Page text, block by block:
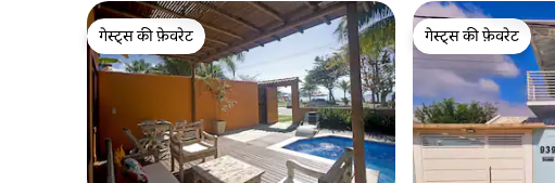
गेस्ट्स की फ़ेवरेट
गेस्ट्स की फ़ेवरेट
गेस्ट्स की फ़ेवरेट
गेस्ट्स की फ़ेवरेट